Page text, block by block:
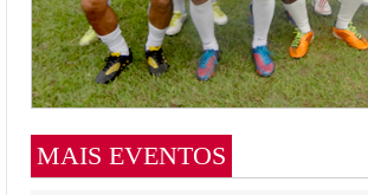
MAIS EVENTOS